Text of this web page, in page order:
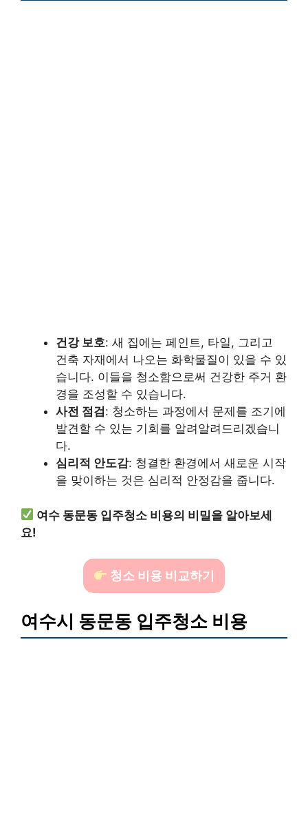
건강 보호: 새 집에는 페인트, 타일, 그리고
건축 자재에서 나오는 화학물질이 있을 수 있
습니다. 이들을 청소함으로써 건강한 주거 환
경을 조성할 수 있습니다.
사전 점검 : 청소하는 과정에서 문제를 조기에
발견할 수 있는 기회를 알려알려드리겠습니
다.
심리적 안도감: 청결한 환경에서 새로운 시작
을 맞이하는 것은 심리적 안정감을 줍니다.
여수 동문동 입주청소 비용의 비밀을 알아보세
요!
청소 비용 비교하기
여수시 동문동 입주청소 비용